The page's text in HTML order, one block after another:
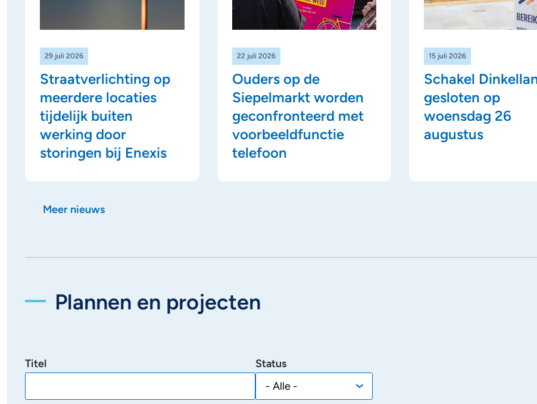
Straatverlichting op
meerdere locaties
tijdelijk buiten
werking door
storingen bij Enexis
29 juli 2026
Ouders op de
Siepelmarkt worden
geconfronteerd met
voorbeeldfunctie
telefoon
22 juli 2026
Schakel
gesloten op
woensdag 26
augustus
15 juli 2026
Meer nieuws
Plannen en projecten
Titel Status